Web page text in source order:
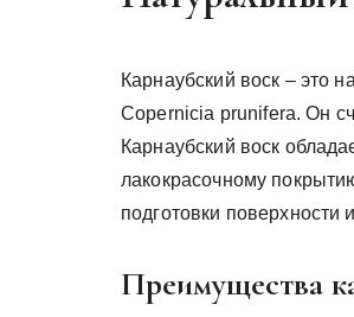
Карнаубский воск – это
Copernicia prunifera. Он
Карнаубский воск
лакокрасочному
подготовки поверхности
Преимущества